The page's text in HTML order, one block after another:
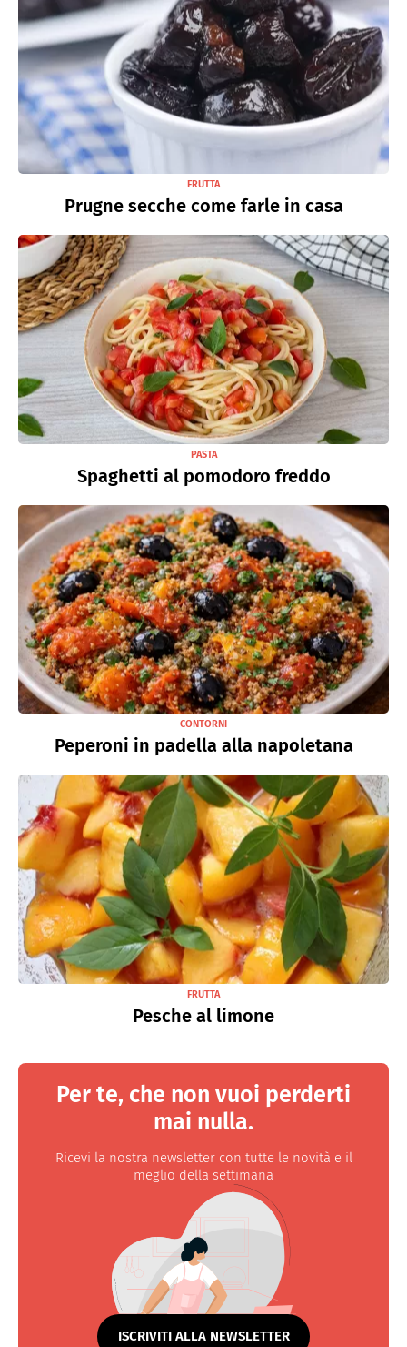
FRUTTA
Prugne secche come farle in casa
PASTA
Spaghetti al pomodoro freddo
CONTORNI
Peperoni in padella alla napoletana
FRUTTA
Pesche al limone
Per te, che non vuoi perderti
mai nulla.
Ricevi la nostra newsletter con tutte le novità e il
meglio della settimana
ISCRIVITI ALLA NEWSLETTER